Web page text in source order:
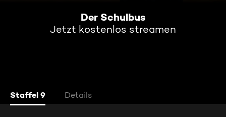
Der Schulbus
Jetzt kostenlos streamen
Staffel 9 Details